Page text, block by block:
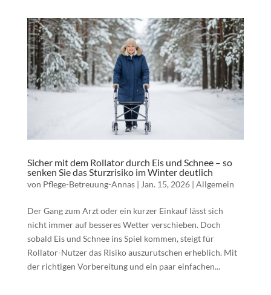
Sicher mit dem Rollator durch Eis und Schnee – so
senken Sie das Sturzrisiko im Winter deutlich
von Pflege-Betreuung-Annas| Jan. 15, 2026| Allgemein
Der Gang zum Arzt oder ein kurzer Einkauf lässt sich
nicht immer auf besseres Wetter verschieben. Doch
sobald Eis und Schnee ins Spiel kommen, steigt für
Rollator-Nutzer das Risiko auszurutschen erheblich. Mit
der richtigen Vorbereitung und ein paar einfachen...